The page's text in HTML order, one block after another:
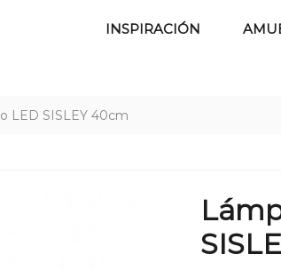
INSPIRACIÓN
LED SISLEY 40cm